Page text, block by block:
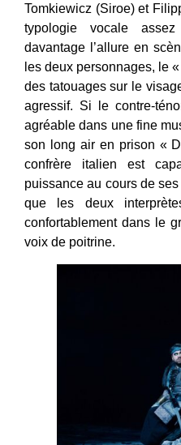
Tomkiewicz (Siroe) et
typologie vocale assez
davantage l’allure en
les deux personnages, le
des tatouages sur le
agressif. Si le contre-
agréable dans une fine
son long air en prison «
confrère italien est
puissance au cours de
que les deux
confortablement dans le
voix de poitrine.